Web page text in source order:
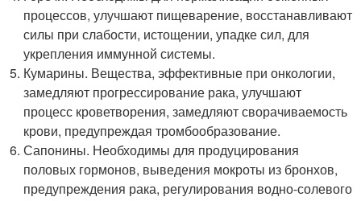
процессов, улучшают пищеварение, восстанавливают
силы при слабости, истощении, упадке сил, для
укрепления иммунной системы.
Кумарины. Вещества, эффективные при онкологии,
замедляют прогрессирование рака, улучшают
процесс кроветворения, замедляют сворачиваемость
крови, предупреждая тромбообразование.
Сапонины. Необходимы для продуцирования
половых гормонов, выведения мокроты из бронхов,
предупреждения рака, регулирования водно-солевого